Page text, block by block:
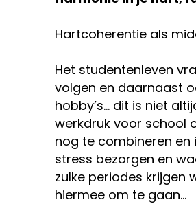
Hartcoherentie als
Het studentenleven
volgen en daarnaast
hobby’s… dit is niet
werkdruk voor school
nog te combineren en
stress bezorgen en
zulke periodes krijgen
hiermee om te gaan…